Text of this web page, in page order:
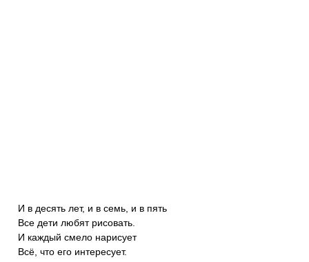
И в десять лет, и в семь, и в пять
Все дети любят рисовать.
И каждый смело нарисует
Всё, что его интересует.